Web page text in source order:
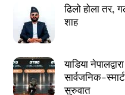
ढिलो होला तर,
शाह
याडिया
सार्वजनिक-
सुरुवात